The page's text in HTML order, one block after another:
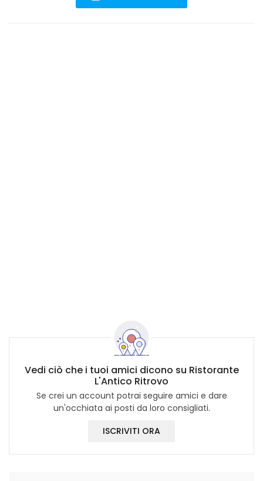
Vedi ciò che i tuoi amici dicono su Ristorante
L'Antico Ritrovo
Se crei un account potrai seguire amici e dare
un'occhiata ai posti da loro consigliati.
ISCRIVITI ORA